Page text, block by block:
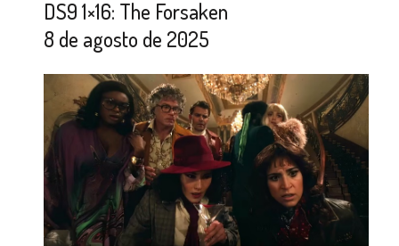
DS9 1×16: The Forsaken
8 de agosto de 2025